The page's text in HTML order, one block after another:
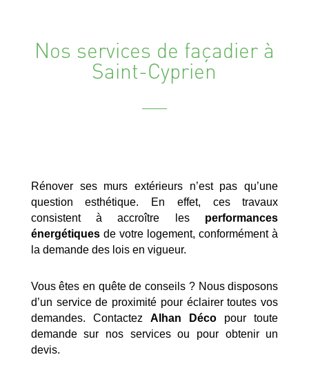
Nos services de façadier à
Saint-Cyprien
Rénover ses murs extérieurs n’est pas qu’une
question esthétique. En effet, ces travaux
consistent à accroître les performances
énergétiquesde votre logement, conformément à
la demande des lois en vigueur.
Vous êtes en quête de conseils ? Nous disposons
d’un service de proximité pour éclairer toutes vos
demandes. Contactez Alhan Déco pour toute
demande sur nos services ou pour obtenir un
devis.